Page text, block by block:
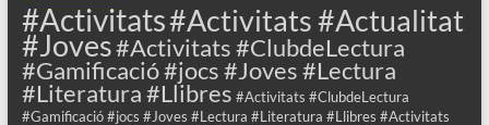
#Activitats#Activitats #Actualitat
#Joves#Activitats #ClubdeLectura
#Gamificació #jocs #Joves #Lectura
#Literatura #Llibres #Activitats #ClubdeLectura
#Gamificació #jocs #Joves #Lectura #Literatura #Llibres #Activitats